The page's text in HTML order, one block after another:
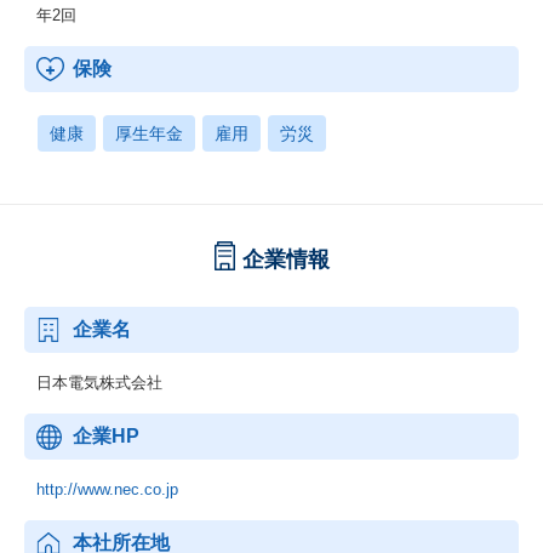
年2回
保険
健康 厚生年金 雇用 労災
企業情報
企業名
日本電気株式会社
企業HP
http://www.nec.co.jp
本社所在地